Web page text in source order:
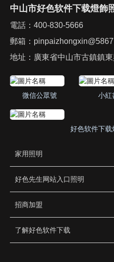
中山市好色软件下载燈飾
電話： 400-830-5666
郵箱：
地址：廣東省中山市古鎮鎮
微信公眾號 小紅
好色软件下载
家用照明
好色先生网站入口照明
招商加盟
了解好色软件下载